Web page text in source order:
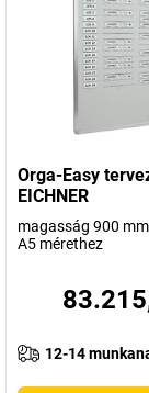
Orga-Easy
EICHNER
magasság 900
A5 mérethez
12-14